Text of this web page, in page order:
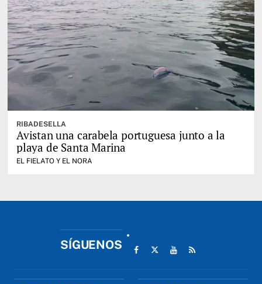
RIBADESELLA
Avistan una carabela portuguesa junto a la
playa de Santa Marina
EL FIELATO Y EL NORA
SÍGUENOS